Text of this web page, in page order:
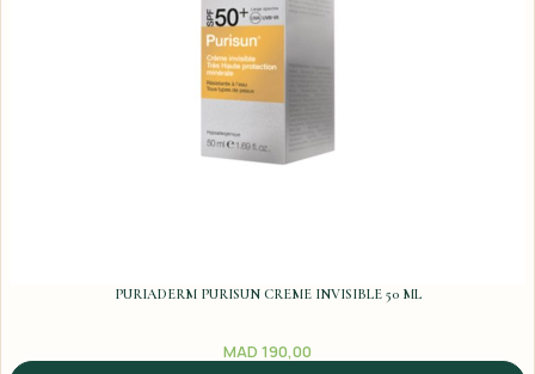
PURIADERM PURISUN CREME INVISIBLE 50 ML
MAD 190,00